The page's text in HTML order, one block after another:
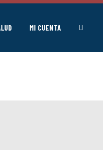
MI CUENTA